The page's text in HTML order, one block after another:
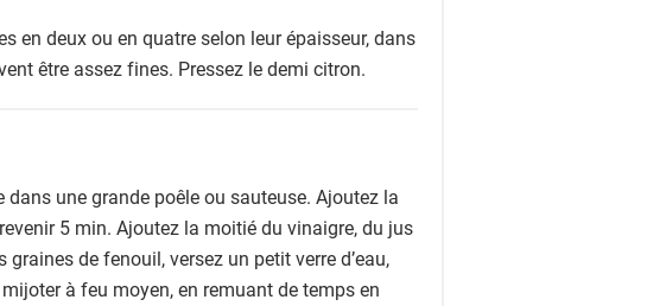
en deux ou en quatre selon leur épaisseur, dans
être assez fines. Pressez le demi citron.
une grande poêle ou sauteuse. Ajoutez la
5 min. Ajoutez la moitié du vinaigre, du jus
graines de fenouil, versez un petit verre d’eau,
à feu moyen, en remuant de temps en